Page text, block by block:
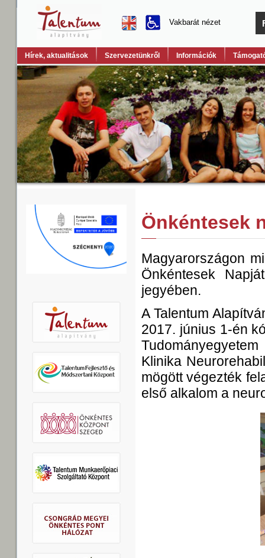
Vakbarát nézet
Hírek, aktualitások Szervezetünkről Információk
Önkéntesek
Magyarországon
Önkéntesek
jegyében.
A Talentum
2017. június 1-én
Klinika
mögött végezték
első alkalom a